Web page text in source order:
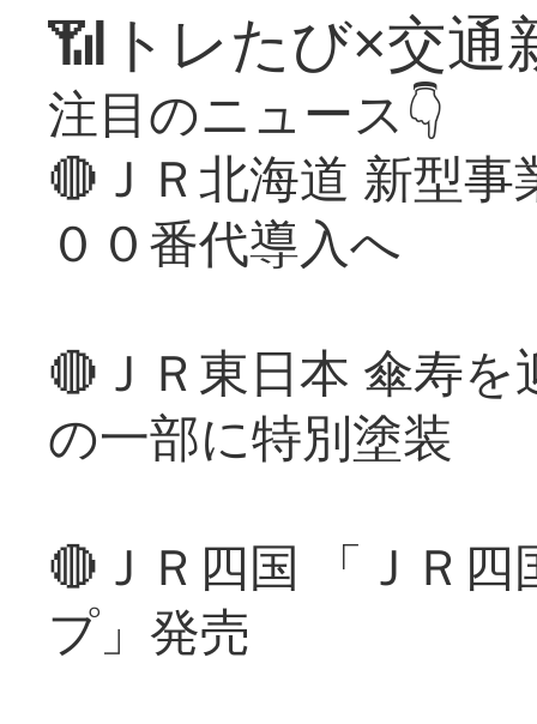
📶トレたび×交通
注目のニュース👇
🔴ＪＲ北海道 新型
００番代導入へ
🔴ＪＲ東日本 傘寿
の一部に特別塗装
🔴ＪＲ四国 「ＪＲ
プ」発売